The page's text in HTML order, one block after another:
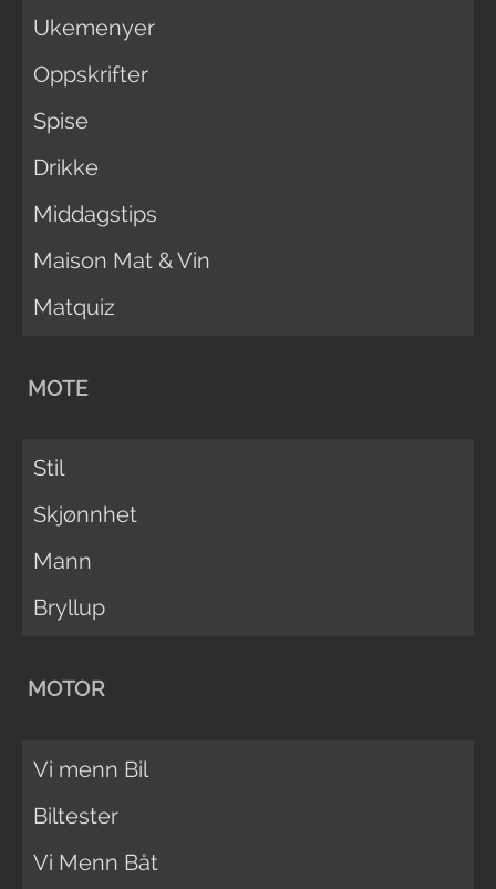
Ukemenyer
Oppskrifter
Spise
Drikke
Middagstips
Maison Mat & Vin
Matquiz
MOTE
Stil
Skjønnhet
Mann
Bryllup
MOTOR
Vi menn Bil
Biltester
Vi Menn Båt